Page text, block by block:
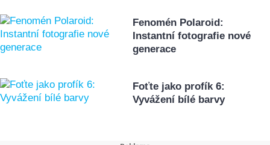
Fenomén Polaroid:
Instantní fotografie nové
generace
Foťte jako profík 6:
Vyvážení bílé barvy